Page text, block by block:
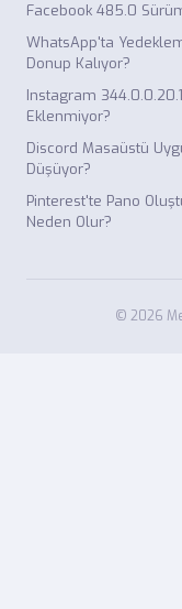
Facebook 485.0
WhatsApp'ta
Donup Kalıyor?
Instagram
Eklenmiyor?
Discord Masaüstü
Düşüyor?
Pinterest'te Pano
Neden Olur?
© 2026